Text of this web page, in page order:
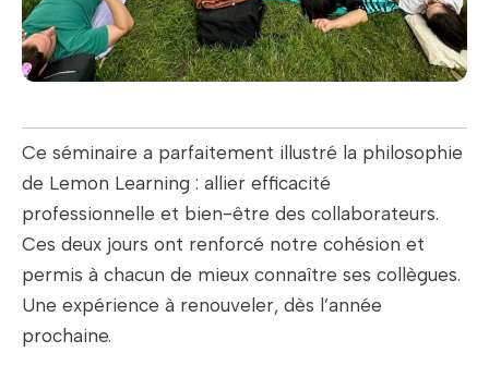
Ce séminaire a parfaitement illustré la philosophie
de Lemon Learning : allier efficacité
professionnelle et bien-être des collaborateurs.
Ces deux jours ont renforcé notre cohésion et
permis à chacun de mieux connaître ses collègues.
Une expérience à renouveler, dès l’année
prochaine.